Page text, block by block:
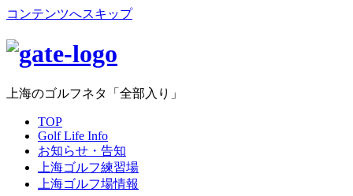
コンテンツへスキップ
上海のゴルフネタ「全部入り」
TOP
Golf Life Info
お知らせ・告知
上海ゴルフ練習場
上海ゴルフ場情報